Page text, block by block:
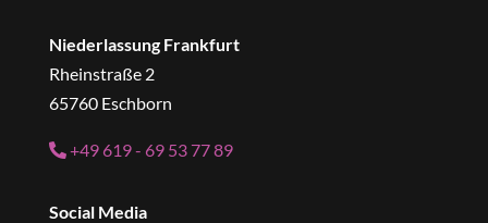
Niederlassung Frankfurt
Rheinstraße 2
65760 Eschborn
+49 619 - 69 53 77 89
Social Media